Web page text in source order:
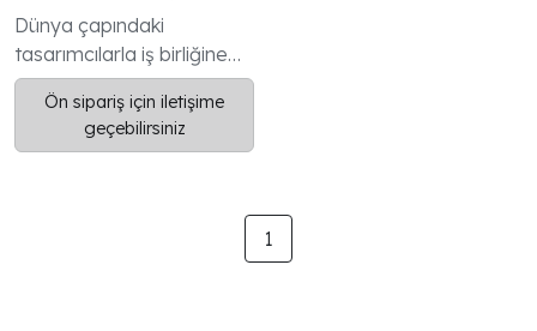
Dünya çapındaki
tasarımcılarla iş birliğine
açığız, ayrıca OEM / ODM
hizmetleri sağlıyoruz ve
müşterilerimize
Ön sipariş için iletişime
geçebilirsiniz
1